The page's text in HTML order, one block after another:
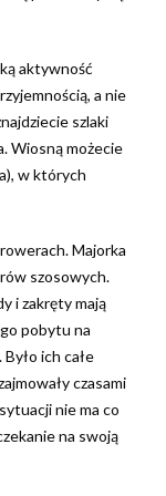
aktywność
a nie
szlaki
Wiosną możecie
w których
Majorka
szosowych.
i zakręty mają
pobytu na
ich całe
czasami
nie ma co
na swoją